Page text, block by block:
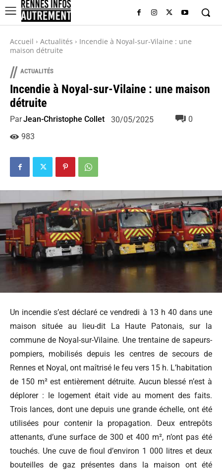
Accueil Actualités
Incendie à Noyal-sur-Vilaine : une
maison détruite
// ACTUALITÉS
Incendie à Noyal-sur-Vilaine : une maison
détruite
ParJean-Christophe Collet 30/05/2025
0
983
Un incendie s’est déclaré ce vendredi à 13 h 40 dans une
maison située au lieu-dit La Haute Patonais, sur la
commune de Noyal-sur-Vilaine. Une trentaine de sapeurs-
pompiers, mobilisés depuis les centres de secours de
Rennes et Noyal, ont maîtrisé le feu vers 15 h. L’habitation
de 150 m² est entièrement détruite. Aucun blessé n’est à
déplorer : le logement était vide au moment des faits.
Trois lances, dont une depuis une grande échelle, ont été
utilisées pour contenir la propagation. Deux entrepôts
attenants, d’une surface de 300 et 400 m², n’ont pas été
touchés. Une cuve de fioul d’environ 1 000 litres et deux
bouteilles de gaz présentes dans la maison ont été